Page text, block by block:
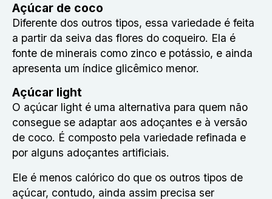
Açúcar de coco
Diferente dos outros tipos, essa variedade é feita
a partir da seiva das flores do coqueiro. Ela é
fonte de minerais como zinco e potássio, e ainda
apresenta um índice glicêmico menor.
Açúcar light
O açúcar light é uma alternativa para quem não
consegue se adaptar aos adoçantes e à versão
de coco. É composto pela variedade refinada e
por alguns adoçantes artificiais.
Ele é menos calórico do que os outros tipos de
açúcar, contudo, ainda assim precisa ser